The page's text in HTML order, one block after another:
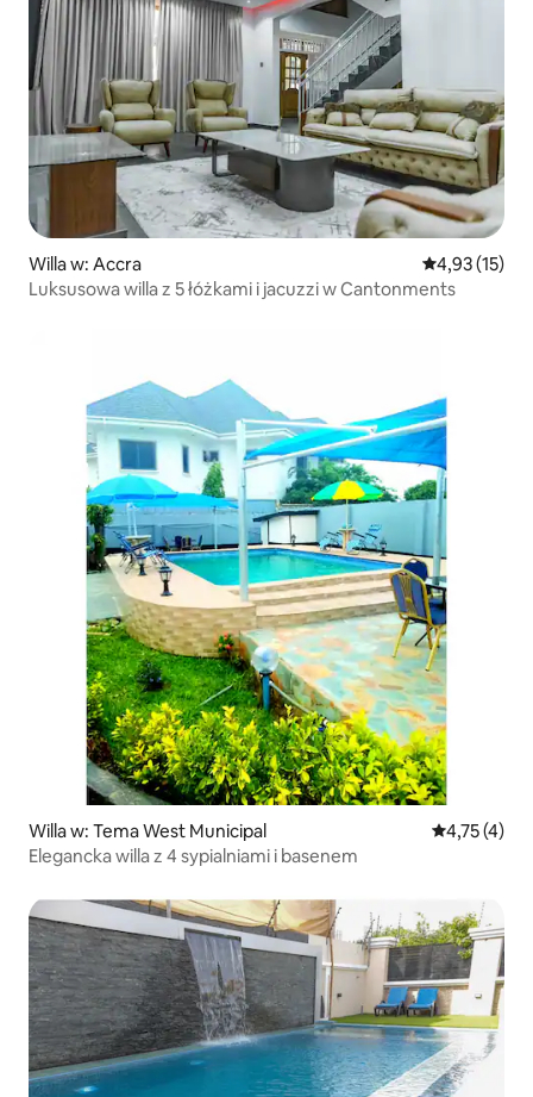
Willa w: Accra Średnia
4,93 (15)
Luksusowa willa z 5 łóżkami i jacuzzi w Cantonments
Willa w: Tema West Municipal Średnia
4,75 (4)
Elegancka willa z 4 sypialniami i basenem